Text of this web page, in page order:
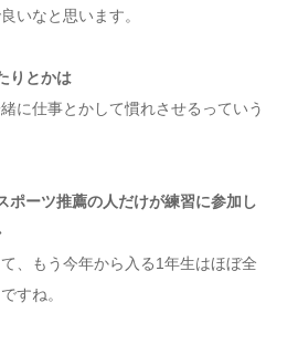
いなと思います。
りとかは
に仕事とかして慣れさせるっていう
ポーツ推薦の人だけが練習に参加し
、もう今年から入る1年生はほぼ全
すね。